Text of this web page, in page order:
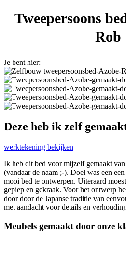
Tweepersoons
Rob
Je bent hier:
Deze heb ik zelf
werktekening bekijken
Ik heb dit bed voor mijzelf gemaakt
(vandaar de naam ;-). Doel was een
mooi bed te ontwerpen. Uiteraard
gepiep en gekraak. Voor het ontwerp
door door de Japanse traditie van
met aandacht voor details en
Meubels gemaakt door onze